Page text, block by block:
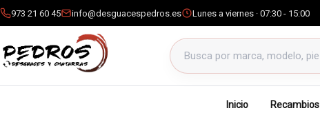
973 21 60 45 info@desguacespedros.es Lunes a viernes · 07:30 - 15:00
Buscar productos
Inicio Recambios